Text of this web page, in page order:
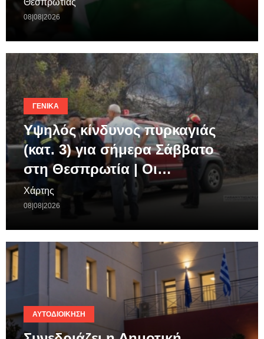
08|08|2026
ΓΕΝΙΚΆ
Υψηλός κίνδυνος πυρκαγιάς
(κατ. 3) για σήμερα Σάββατο
στη Θεσπρωτία | Οι…
Χάρτης
08|08|2026
ΑΥΤΟΔΙΟΊΚΗΣΗ